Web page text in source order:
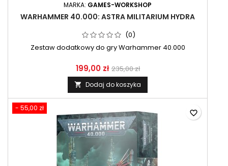
MARKA: GAMES-WORKSHOP
WARHAMMER 40.000: ASTRA MILITARIUM HYDRA
(0)
Zestaw dodatkowy do gry Warhammer 40.000
199,00 zł 235,00 zł
 Dodaj do koszyka
- 55,00 zł
favorite_border